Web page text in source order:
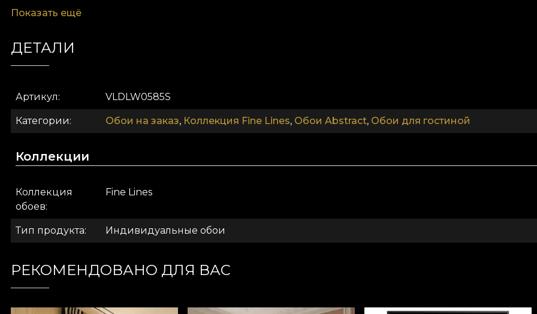
эффект увеличенного художественного полотна. И, наконец, Linen — благородный материал, который
Fine Lines — коллекция, которая прославляет сложность простых вещей. Линия — основа любого
черпали вдохновение в богатстве деталей и растительных орнаментов декоративной лепнины —
дизайном, полным истории и роскошных оттенков, часто используемого в элитных интерьерах.
Через простоту эскиза мы подчёркиваем этот выдающийся элемент — и его благородный статус, и
Показать ещё
ДЕТАЛИ
Артикул VLDLW0585S
Категории Обои на заказ, Коллекция Fine Lines, Обои Abstract, Обои для гостиной
Коллекции
Коллекция
обоев
Fine Lines
Тип продукта Индивидуальные обои
РЕКОМЕНДОВАНО ДЛЯ ВАС